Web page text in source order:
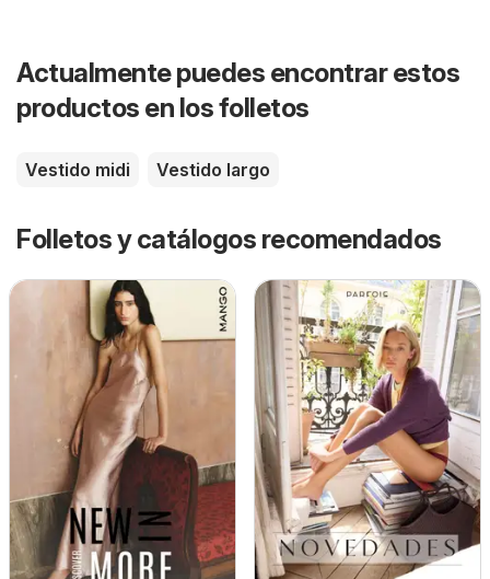
Actualmente puedes encontrar estos
productos en los folletos
Vestido midi Vestido largo
Folletos y catálogos recomendados